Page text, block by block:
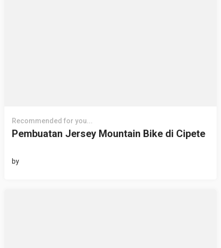
Recommended for you...
Pembuatan Jersey Mountain Bike di Cipete
by